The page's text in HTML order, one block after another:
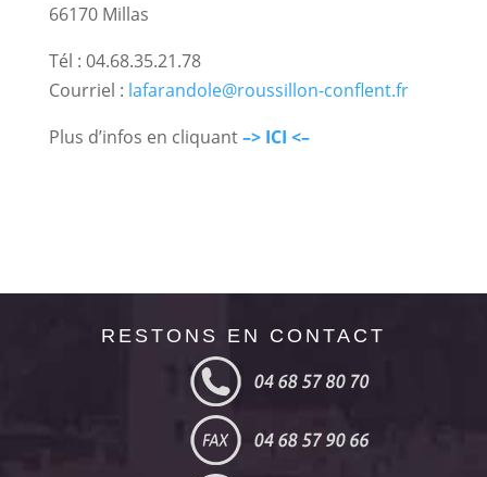
66170 Millas
Tél : 04.68.35.21.78
Courriel : lafarandole@roussillon-conflent.fr
Plus d’infos en cliquant–> ICI <–
RESTONS EN CONTACT